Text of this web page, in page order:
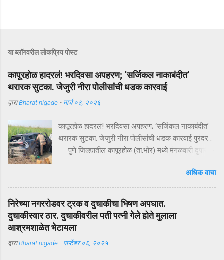
या ब्लॉगवरील लोकप्रिय पोस्ट
कापूरहोळ हादरलं! भरदिवसा अपहरण; ‘सर्जिकल नाकाबंदीत’
थरारक सुटका. जेजुरी नीरा पोलीसांंची धडक कारवाई
द्वाराBharat nigade - मार्च ०३, २०२६
कापूरहोळ हादरलं! भरदिवसा अपहरण; ‘सर्जिकल नाकाबंदीत’
थरारक सुटका. जेजुरी नीरा पोलीसांंची धडक कारवाई पुरंदर :
पुणे जिल्ह्यातील कापूरहोळ (ता.भोर) मध्ये मंगळवारी दुपारी
अक्षरशः हादरवून सोडलं. एका नामांकित व्यापाऱ्याच्या १८ वर्षीय
मुलाला भरदिवसा काळ्या XUVमधून जबरदस्तीने उचलून
नेण्यात आलं आणि काही क्षणांत गावात भीतीचं सावट दाटून
आलं. पण काही तासांतच पोलिसांनी उभारलेल्या ‘सर्जिकल
नाकाबंदी’मुळे चित्र पालटलं—आणि युवकाची सुखरूप सुटका
झाली. क्षणात घडलेलं अपहरण, गावात खळबळ दुपारचा
नेहमीसारखा गजबजलेला वेळ. कापूरहोळच्या मुख्य रस्त्यावर
अधिक वाचा
निरेच्या नगररोडवर ट्रक व दुचाकीचा भिषण अपघात.
दुचाकीस्वार ठार. दुचाकीवरील पती पत्नी गेले होते मुलाला
आश्रमशाळेत भेटायला
द्वाराBharat nigade - सप्टेंबर ०६, २०२५